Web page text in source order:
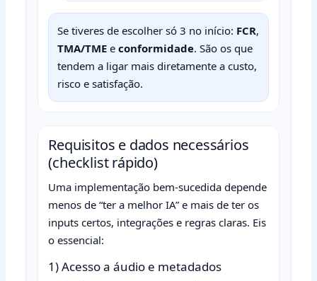
Se tiveres de escolher só 3 no início: FCR,
TMA/TME econformidade. São os que
tendem a ligar mais diretamente a custo,
risco e satisfação.
Requisitos e dados necessários
(checklist rápido)
Uma implementação bem-sucedida depende
menos de “ter a melhor IA” e mais de ter os
inputs certos, integrações e regras claras. Eis
o essencial:
1) Acesso a áudio e metadados